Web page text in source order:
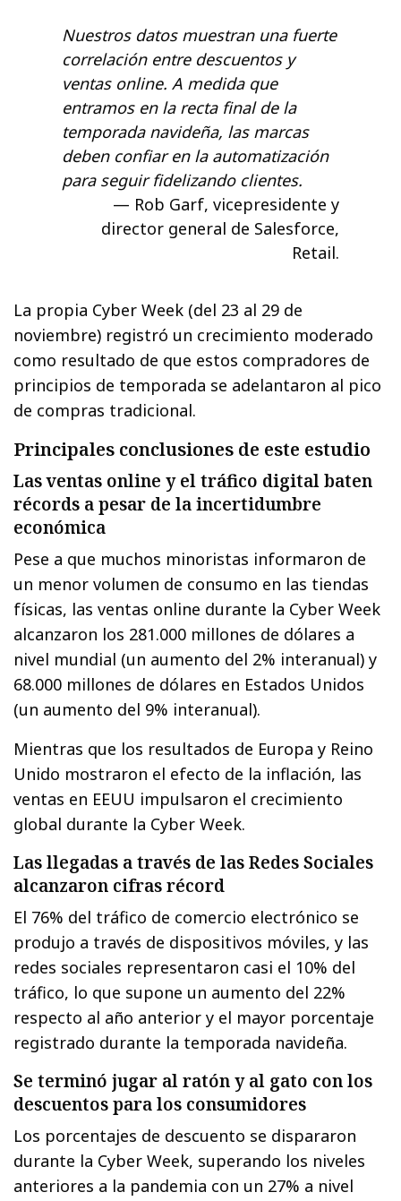
Nuestros datos muestran una fuerte
correlación entre descuentos y
ventas online. A medida que
entramos en la recta final de la
temporada navideña, las marcas
deben confiar en la automatización
para seguir fidelizando clientes.
Rob Garf, vicepresidente y
director general de Salesforce,
Retail.
La propia Cyber Week (del 23 al 29 de
noviembre) registró un crecimiento moderado
como resultado de que estos compradores de
principios de temporada se adelantaron al pico
de compras tradicional.
Principales conclusiones de este estudio
Las ventas online y el tráfico digital baten
récords a pesar de la incertidumbre
económica
Pese a que muchos minoristas informaron de
un menor volumen de consumo en las tiendas
físicas, las ventas online durante la Cyber Week
alcanzaron los 281.000 millones de dólares a
nivel mundial (un aumento del 2% interanual) y
68.000 millones de dólares en Estados Unidos
(un aumento del 9% interanual).
Mientras que los resultados de Europa y Reino
Unido mostraron el efecto de la inflación, las
ventas en EEUU impulsaron el crecimiento
global durante la Cyber Week.
Las llegadas a través de las Redes Sociales
alcanzaron cifras récord
El 76% del tráfico de comercio electrónico se
produjo a través de dispositivos móviles, y las
redes sociales representaron casi el 10% del
tráfico, lo que supone un aumento del 22%
respecto al año anterior y el mayor porcentaje
registrado durante la temporada navideña.
Se terminó jugar al ratón y al gato con los
descuentos para los consumidores
Los porcentajes de descuento se dispararon
durante la Cyber Week, superando los niveles
anteriores a la pandemia con un 27% a nivel